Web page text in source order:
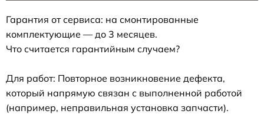
Гарантия от сервиса: на смонтированные
комплектующие — до 3 месяцев.
Что считается гарантийным случаем?
Для работ: Повторное возникновение дефекта,
который напрямую связан с выполненной работой
(например, неправильная установка запчасти).